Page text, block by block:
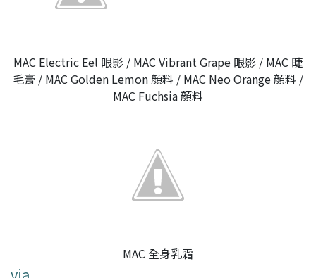
MAC Electric Eel 眼影 / MAC Vibrant Grape 眼影 / MAC 睫
毛膏 / MAC Golden Lemon 顏料 / MAC Neo Orange 顏料 /
MAC Fuchsia 顏料
MAC 全身乳霜